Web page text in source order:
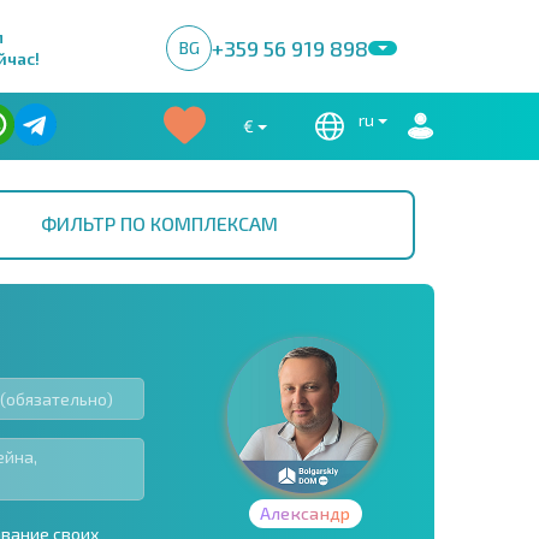
BG +359 56 919 898
€ ru
ФИЛЬТР ПО КОМПЛЕКСАМ
своих
Александр